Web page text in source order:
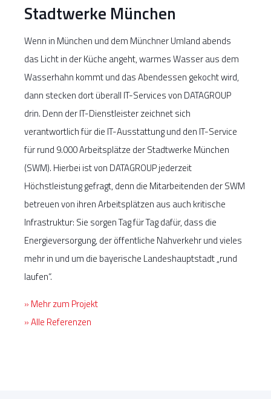
Stadtwerke München
Wenn in München und dem Münchner Umland abends
das Licht in der Küche angeht, warmes Wasser aus dem
Wasserhahn kommt und das Abendessen gekocht wird,
dann stecken dort überall IT-Services von DATAGROUP
drin. Denn der IT-Dienstleister zeichnet sich
verantwortlich für die IT-Ausstattung und den IT-Service
für rund 9.000 Arbeitsplätze der Stadtwerke München
(SWM). Hierbei ist von DATAGROUP jederzeit
Höchstleistung gefragt, denn die Mitarbeitenden der SWM
betreuen von ihren Arbeitsplätzen aus auch kritische
Infrastruktur: Sie sorgen Tag für Tag dafür, dass die
Energieversorgung, der öffentliche Nahverkehr und vieles
mehr in und um die bayerische Landeshauptstadt „rund
laufen“.
» Mehr zum Projekt
» Alle Referenzen